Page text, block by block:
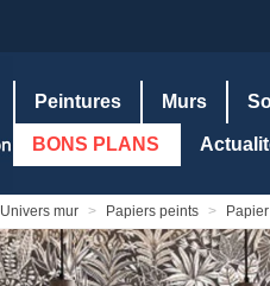
Peintures Murs
BONS PLANS
Univers mur > Papiers peints >